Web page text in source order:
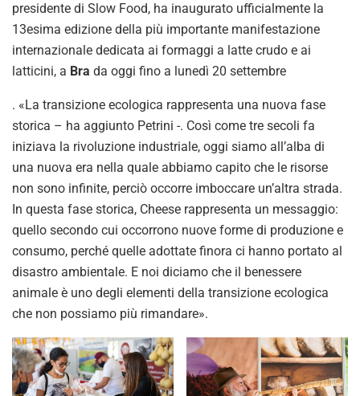
presidente di Slow Food, ha inaugurato ufficialmente la
13esima edizione della più importante manifestazione
internazionale dedicata ai formaggi a latte crudo e ai
latticini, a Bra da oggi fino a lunedì 20 settembre
. «La transizione ecologica rappresenta una nuova fase
storica – ha aggiunto Petrini -. Così come tre secoli fa
iniziava la rivoluzione industriale, oggi siamo all’alba di
una nuova era nella quale abbiamo capito che le risorse
non sono infinite, perciò occorre imboccare un’altra strada.
In questa fase storica, Cheese rappresenta un messaggio:
quello secondo cui occorrono nuove forme di produzione e
consumo, perché quelle adottate finora ci hanno portato al
disastro ambientale. E noi diciamo che il benessere
animale è uno degli elementi della transizione ecologica
che non possiamo più rimandare».